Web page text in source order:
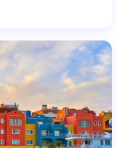
come la mitica